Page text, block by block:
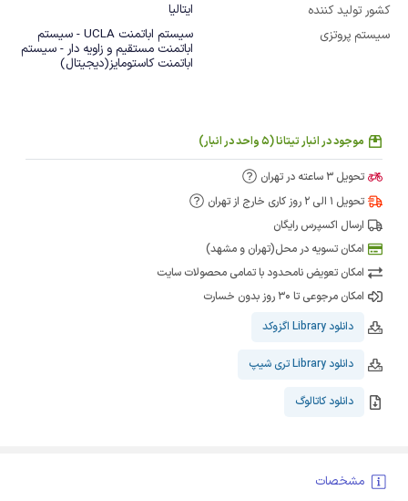
کشور تولید کننده
ایتالیا
سیستم پروتزی
سیستم اباتمنت UCLA - سیستم
اباتمنت مستقیم و زاویه دار - سیستم
اباتمنت کاستومایز(دیجیتال)
موجود در انبار تیتانا (5 واحد در انبار)
تحویل 3 ساعته در تهران
تحویل 1 الی 2 روز کاری خارج از تهران
ارسال اکسپرس رایگان
امکان تسویه در محل(تهران و مشهد)
امکان تعویض نامحدود با تمامی محصولات سایت
امکان مرجوعی تا 30 روز بدون خسارت
دانلود Library اگزوکد
دانلود Library تری شیپ
دانلود کاتالوگ
مشخصات